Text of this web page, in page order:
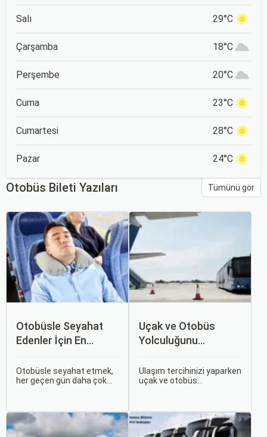
Salı 29°C
Çarşamba 18°C
Perşembe 20°C
Cuma 23°C
Cumartesi 28°C
Pazar 24°C
Otobüs Bileti Yazıları Tümünü gör
Otobüsle Seyahat
Edenler İçin En
İpuçları
Otobüsle seyahat etmek,
her geçen gün daha çok
İçin En Konforlu Rotalar ve
İpuçları başlıklı bu
Uçak ve Otobüs
Yolculuğunu
Sizin İçin Uygun?
Ulaşım tercihinizi yaparken
uçak ve otobüs
ihtiyaçlara hitap eden,
çeşitli avantajlar ve